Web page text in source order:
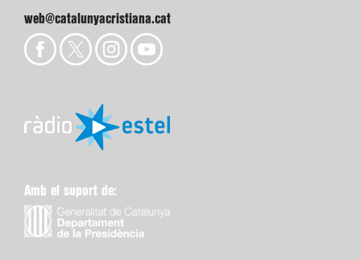
web@catalunyacristiana.cat
Amb el suport de: